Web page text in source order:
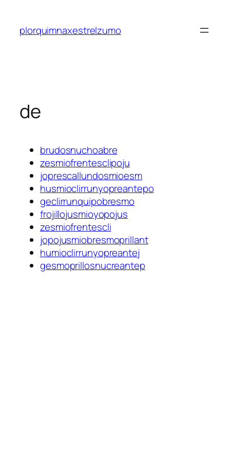
contenido
plorquimnaxestrelzumo
de
brudosnuchoabre
zesmiofrentesclipoju
joprescallundosmioesm
husmioclirrunyopreantepo
geclirrunquipobresmo
frojillojusmioyopojus
zesmiofrentescli
jopojusmiobresmoprillant
humioclirrunyopreantej
gesmoprillosnucreantep